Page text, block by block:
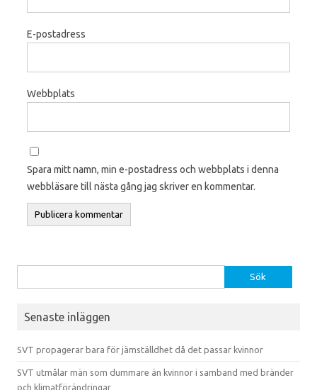
E-postadress
Webbplats
Spara mitt namn, min e-postadress och webbplats i denna
webbläsare till nästa gång jag skriver en kommentar.
Senaste inläggen
SVT propagerar bara för jämställdhet då det passar kvinnor
SVT utmålar män som dummare än kvinnor i samband med bränder
och klimatförändringar